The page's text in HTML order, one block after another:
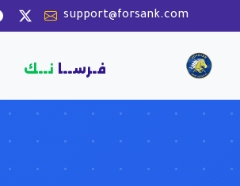
support@forsank.com
فـرســا نــك